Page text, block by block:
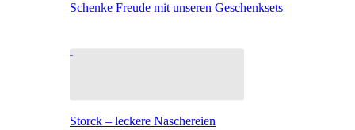
Schenke Freude mit unseren Geschenksets
Storck – leckere Naschereien